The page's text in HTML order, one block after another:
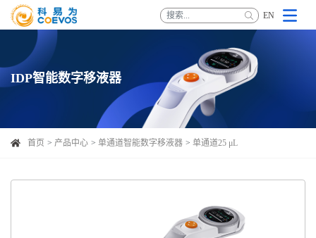
EN
IDP智能数字移液器
首页 产品中心 单通道智能数字移液器 单通道25 μL